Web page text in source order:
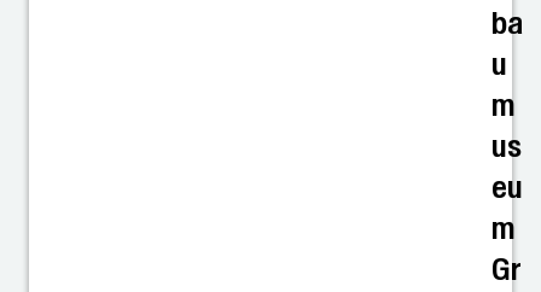
ba
u
m
us
eu
m
Gr